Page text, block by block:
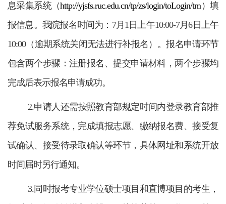
息采集系统（http://yjsfs.ruc.edu.cn/tp/zs/login/toLogin/tm）填
报信息。我院报名时间为：7月1日上午10:00-7月6日上午
10:00（逾期系统关闭无法进行补报名）。报名申请环节
包含两个步骤：注册报名、提交申请材料，两个步骤均
完成后表示报名申请成功。
2.申请人还需按照教育部规定时间内登录教育部推
荐免试服务系统，完成填报志愿、缴纳报名费、接受复
试确认、接受待录取确认等环节，具体网址和系统开放
时间届时另行通知。
3.同时报考专业学位硕士项目和直博项目的考生，